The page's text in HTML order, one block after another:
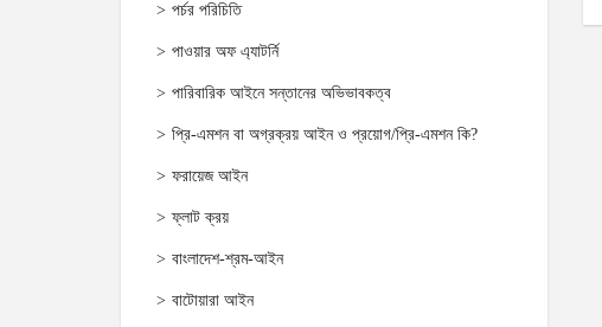
পর্চর পরিচিতি
পাওয়ার অফ এ্যাটর্নি
পারিবারিক আইনে সন্তানের অভিভাবকত্ব
প্রি-এমশন বা অগ্রক্রয় আইন ও প্রয়োগ/প্রি-এমশন কি?
ফরায়েজ আইন
ফ্লাট ক্রয়
বাংলাদেশ-শ্রম-আইন
বাটোয়ারা আইন